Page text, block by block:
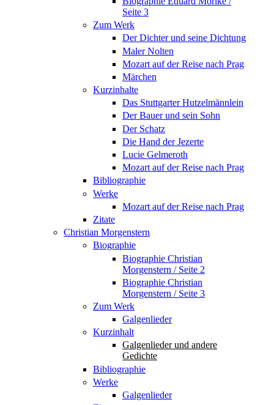
Seite 3
Zum Werk
Der Dichter und seine Dichtung
Maler Nolten
Mozart auf der Reise nach Prag
Märchen
Kurzinhalte
Das Stuttgarter Hutzelmännlein
Der Bauer und sein Sohn
Der Schatz
Die Hand der Jezerte
Lucie Gelmeroth
Mozart auf der Reise nach Prag
Bibliographie
Werke
Mozart auf der Reise nach Prag
Zitate
Christian Morgenstern
Biographie
Biographie Christian
Morgenstern / Seite 2
Biographie Christian
Morgenstern / Seite 3
Zum Werk
Galgenlieder
Kurzinhalt
Galgenlieder und andere
Gedichte
Bibliographie
Werke
Galgenlieder